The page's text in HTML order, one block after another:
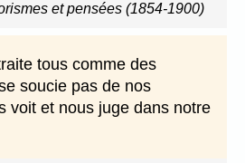
et pensées (1854-1900)
tous comme des
soucie pas de nos
voit et nous juge dans notre